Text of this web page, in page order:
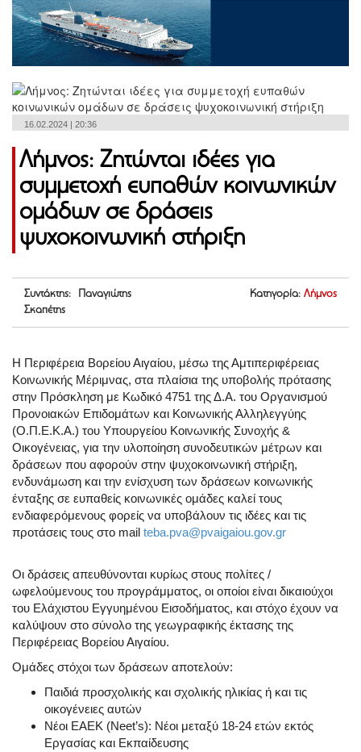
16.02.2024 | 20:36
Λήμνος: Ζητώνται ιδέες για
συμμετοχή ευπαθών κοινωνικών
ομάδων σε δράσεις
ψυχοκοινωνική στήριξη
Συντάκτης: Παναγιώτης
Σκαπέτης
Κατηγορία: Λήμνος
Η Περιφέρεια Βορείου Αιγαίου, μέσω της Αμτιπεριφέρειας
Κοινωνικής Μέριμνας, στα πλαίσια της υποβολής πρότασης
στην Πρόσκληση με Κωδικό 4751 της Δ.Α. του Οργανισμού
Προνοιακών Επιδομάτων και Κοινωνικής Αλληλεγγύης
(Ο.Π.Ε.Κ.Α.) του Υπουργείου Κοινωνικής Συνοχής &
Οικογένειας, για την υλοποίηση συνοδευτικών μέτρων και
δράσεων που αφορούν στην ψυχοκοινωνική στήριξη,
ενδυνάμωση και την ενίσχυση των δράσεων κοινωνικής
ένταξης σε ευπαθείς κοινωνικές ομάδες καλεί τους
ενδιαφερόμενους φορείς να υποβάλουν τις ιδέες και τις
προτάσεις τους στο mail teba.pva@pvaigaiou.gov.gr
Οι δράσεις απευθύνονται κυρίως στους πολίτες /
ωφελούμενους του προγράμματος, οι οποίοι είναι δικαιούχοι
του Ελάχιστου Εγγυημένου Εισοδήματος, και στόχο έχουν να
καλύψουν στο σύνολο της γεωγραφικής έκτασης της
Περιφέρειας Βορείου Αιγαίου.
Ομάδες στόχοι των δράσεων αποτελούν:
Παιδιά προσχολικής και σχολικής ηλικίας ή και τις
οικογένειες αυτών
Νέοι ΕΑΕΚ (Neet’s): Νέοι μεταξύ 18-24 ετών εκτός
Εργασίας και Εκπαίδευσης